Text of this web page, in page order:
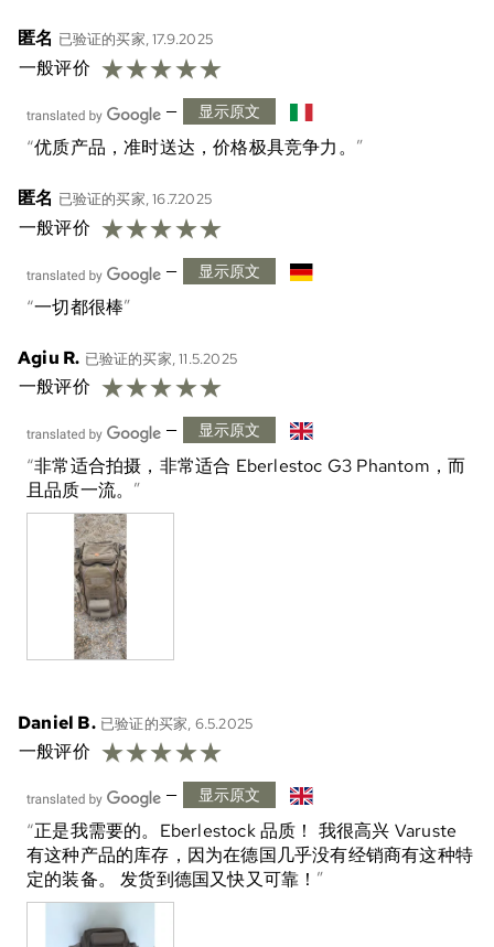
匿名 已验证的买家, 17.9.2025
一般评价 ☆☆☆☆☆
— 显示原文
优质产品，准时送达，价格极具竞争力。
匿名 已验证的买家, 16.7.2025
一般评价 ☆☆☆☆☆
— 显示原文
一切都很棒
Agiu R. 已验证的买家, 11.5.2025
一般评价 ☆☆☆☆☆
— 显示原文
非常适合拍摄，非常适合 Eberlestoc G3 Phantom，而
且品质一流。
Daniel B. 已验证的买家, 6.5.2025
一般评价 ☆☆☆☆☆
— 显示原文
正是我需要的。Eberlestock 品质！ 我很高兴 Varuste
有这种产品的库存，因为在德国几乎没有经销商有这种特
定的装备。 发货到德国又快又可靠！